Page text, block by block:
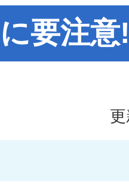
要注意